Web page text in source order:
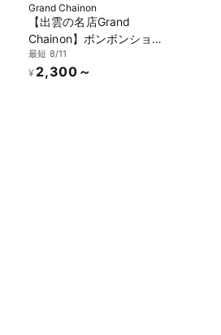
Grand Chainon
【出雲の名店Grand
Chainon】ボンボンショコ
ラ4個セレクト
最短 8/11
¥ 2,300～